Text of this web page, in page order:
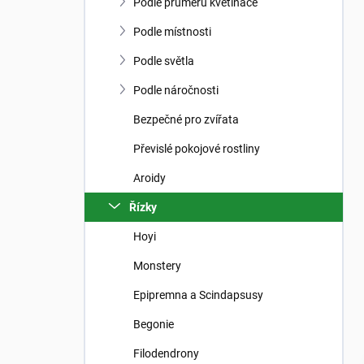
Podle místnosti
Podle světla
Podle náročnosti
Bezpečné pro zvířata
Převislé pokojové rostliny
Aroidy
Řízky
Hoyi
Monstery
Epipremna a Scindapsusy
Begonie
Filodendrony